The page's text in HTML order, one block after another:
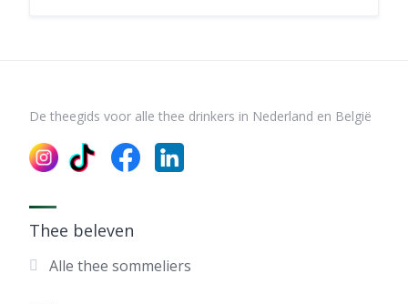
De theegids voor alle thee drinkers in Nederland en België
Thee beleven
Alle thee sommeliers